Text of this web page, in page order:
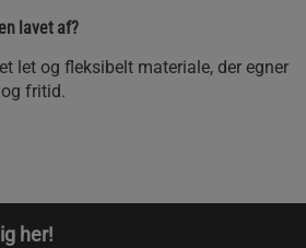
lavet af?
let og fleksibelt materiale, der egner
fritid.
her!